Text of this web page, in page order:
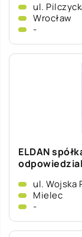
ul.
Wrocław
-
ELDAN
ul. Wojska
Mielec
-